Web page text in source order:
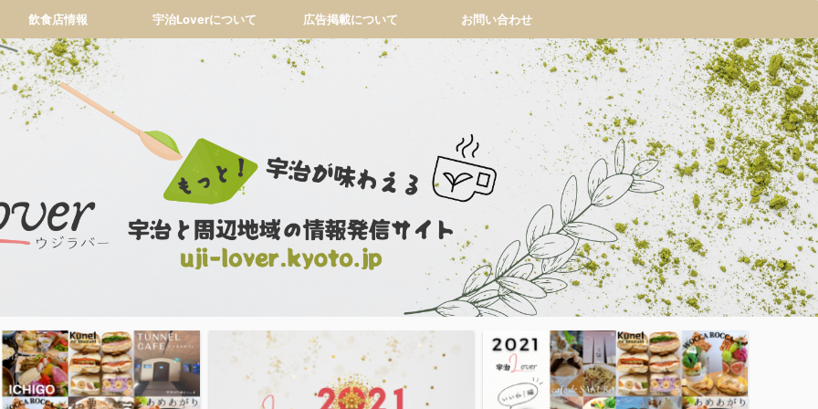
飲食店情報 宇治Loverについて 広告掲載について お問い合わせ